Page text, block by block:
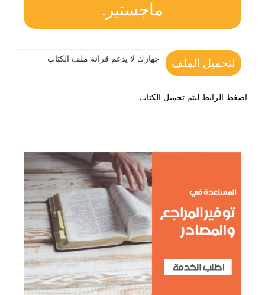
ماجستير.
لتحميل الملف جهازك لا يدعم قرائة ملف الكتاب
اضغط الرابط ليتم تحميل الكتاب